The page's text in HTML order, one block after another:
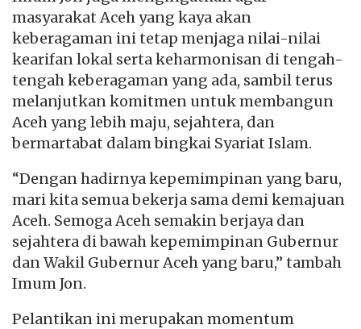
masyarakat Aceh yang kaya akan
keberagaman ini tetap menjaga nilai-nilai
kearifan lokal serta keharmonisan di tengah-
tengah keberagaman yang ada, sambil terus
melanjutkan komitmen untuk membangun
Aceh yang lebih maju, sejahtera, dan
bermartabat dalam bingkai Syariat Islam.
“Dengan hadirnya kepemimpinan yang baru,
mari kita semua bekerja sama demi kemajuan
Aceh. Semoga Aceh semakin berjaya dan
sejahtera di bawah kepemimpinan Gubernur
dan Wakil Gubernur Aceh yang baru,” tambah
Imum Jon.
Pelantikan ini merupakan momentum